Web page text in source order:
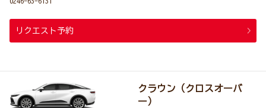
リクエスト予約
クラウン（クロスオーバ
ー）